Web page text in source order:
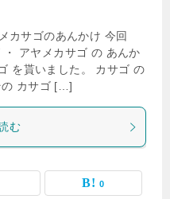
カサゴのあんかけ 今回
アヤメカサゴ の あんか
を貰いました。 カサゴ の
の カサゴ […]
む
0